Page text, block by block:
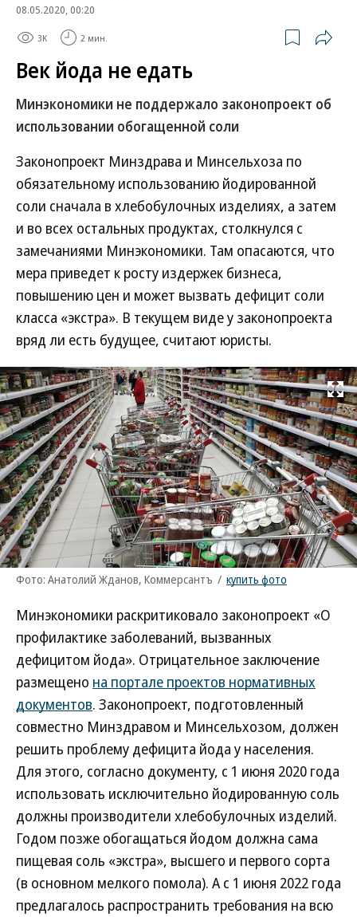
08.05.2020, 00:20
3K 2 мин.
Век йода не едать
Минэкономики не поддержало законопроект об
использовании обогащенной соли
Законопроект Минздрава и Минсельхоза по
обязательному использованию йодированной
соли сначала в хлебобулочных изделиях, а затем
и во всех остальных продуктах, столкнулся с
замечаниями Минэкономики. Там опасаются, что
мера приведет к росту издержек бизнеса,
повышению цен и может вызвать дефицит соли
класса «экстра». В текущем виде у законопроекта
вряд ли есть будущее, считают юристы.
Развернуть
Фото: Анатолий Жданов, Коммерсантъ / купить фото
Минэкономики раскритиковало законопроект «О
профилактике заболеваний, вызванных
дефицитом йода». Отрицательное заключение
размещено на портале проектов нормативных
документов. Законопроект, подготовленный
совместно Минздравом и Минсельхозом, должен
решить проблему дефицита йода у населения.
Для этого, согласно документу, с 1 июня 2020 года
использовать исключительно йодированную соль
должны производители хлебобулочных изделий.
Годом позже обогащаться йодом должна сама
пищевая соль «экстра», высшего и первого сорта
(в основном мелкого помола). А с 1 июня 2022 года
предлагалось распространить требования на всю